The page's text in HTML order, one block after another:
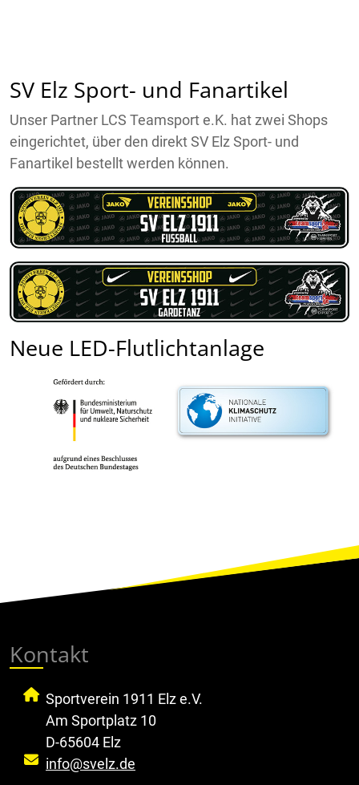
SV Elz Sport- und Fanartikel
Unser Partner LCS Teamsport e.K. hat zwei Shops
eingerichtet, über den direkt SV Elz Sport- und
Fanartikel bestellt werden können.
Neue LED-Flutlichtanlage
Kontakt
Sportverein 1911 Elz e.V.
Am Sportplatz 10
D-65604 Elz
info@svelz.de